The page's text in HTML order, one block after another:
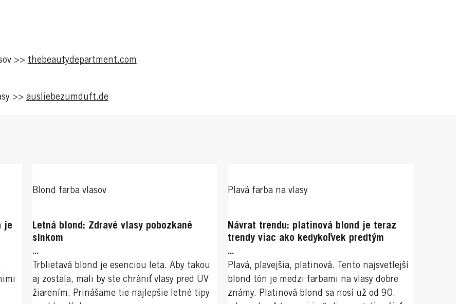
>> thebeautydepartment.com
>> ausliebezumduft.de
je
Blond farba vlasov
Letná blond: Zdravé vlasy pobozkané
slnkom
...
Trblietavá blond je esenciou leta. Aby takou
aj zostala, mali by ste chrániť vlasy pred UV
žiarením. Prinášame tie najlepšie letné tipy
Plavá farba na vlasy
Návrat trendu: platinová blond je teraz
trendy viac ako kedykoľvek predtým
...
Plavá, plavejšia, platinová. Tento najsvetlejší
blond tón je medzi farbami na vlasy dobre
známy. Platinová blond sa nosí už od 90.